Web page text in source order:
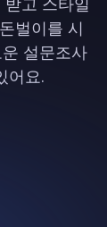
벌이를 시
설문조사
어요.